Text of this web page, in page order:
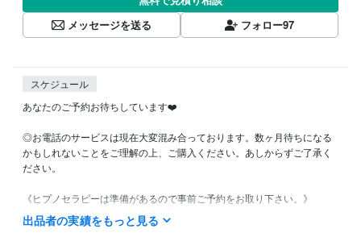
メッセージを送る
フォロー97
スケジュール
あなたのご予約お待ちしています❤️
◎お電話のサービスは現在大変混み合っております。数ヶ月待ちになる
かもしれないことをご理解の上、ご購入ください。あしからずご了承く
ださい。
《ヒプノセラピーは準備があるので事前ご予約をお取り下さい。》
※通常は1週間くらい前にご予約をお取り頂くのがベストです。
※1回目は事前カウンセリングまでを提供し、改めて別日でヒプノセラピ
出品者の実績をもっと見る